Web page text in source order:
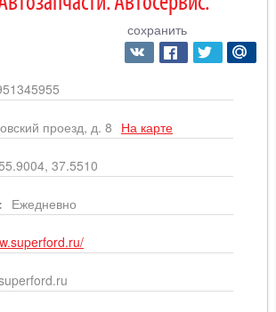
сохранить
проезд, д. 8 На карте
37.5510
Ежедневно